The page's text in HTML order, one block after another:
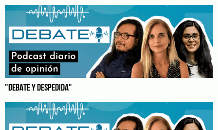
"DEBATE Y DESPEDIDA"